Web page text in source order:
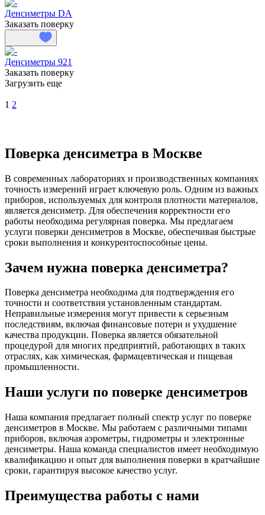
Денсиметры DA
Заказать поверку
Денсиметры 921
Заказать поверку
Загрузить еще
1 2
Поверка денсиметра в Москве
В современных лабораториях и производственных компаниях
точность измерений играет ключевую роль. Одним из важных
приборов, используемых для контроля плотности материалов,
является денсиметр. Для обеспечения корректности его
работы необходима регулярная поверка. Мы предлагаем
услуги поверки денсиметров в Москве, обеспечивая быстрые
сроки выполнения и конкурентоспособные цены.
Зачем нужна поверка денсиметра?
Поверка денсиметра необходима для подтверждения его
точности и соответствия установленным стандартам.
Неправильные измерения могут привести к серьезным
последствиям, включая финансовые потери и ухудшение
качества продукции. Поверка является обязательной
процедурой для многих предприятий, работающих в таких
отраслях, как химическая, фармацевтическая и пищевая
промышленности.
Наши услуги по поверке денсиметров
Наша компания предлагает полный спектр услуг по поверке
денсиметров в Москве. Мы работаем с различными типами
приборов, включая аэрометры, гидрометры и электронные
денсиметры. Наша команда специалистов имеет необходимую
квалификацию и опыт для выполнения поверки в кратчайшие
сроки, гарантируя высокое качество услуг.
Преимущества работы с нами